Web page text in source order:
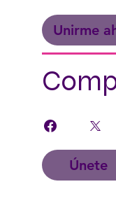
Unirme
Únete